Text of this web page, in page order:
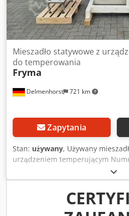
Delmenhorst 721 km
Mieszadło statywowe z
do temperowania
Fryma
Zapytania
Stan: używany, Używany
urządzeniem temperującym
Stojące Dcodpfx Aieyzp Hvjvsk
mm Całkowita szerokość: 1320
mm Wysokość nóżek: 100 mm
2910 - 3490 obr./min Napięcie: 50
mieszający: Dissolver Średnica: